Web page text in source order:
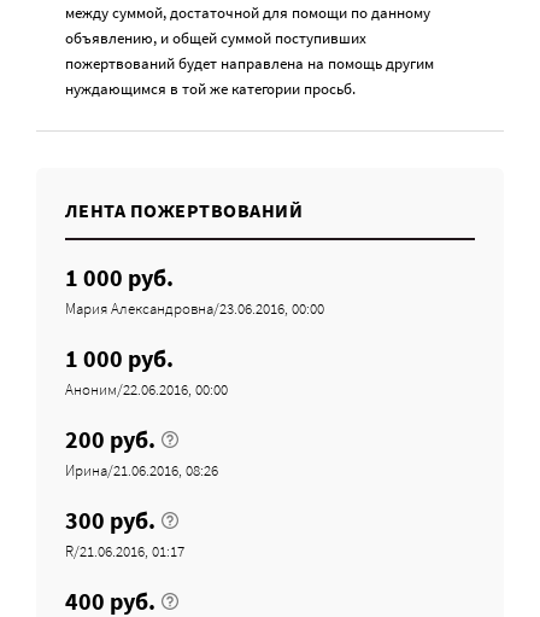
между суммой, достаточной для помощи по данному
объявлению, и общей суммой поступивших
пожертвований будет направлена на помощь другим
нуждающимся в той же категории просьб.
ЛЕНТА ПОЖЕРТВОВАНИЙ
1 000 руб.
Мария Александровна/23.06.2016, 00:00
1 000 руб.
Аноним/22.06.2016, 00:00
200 руб.
Ирина/21.06.2016, 08:26
300 руб.
R/21.06.2016, 01:17
400 руб.